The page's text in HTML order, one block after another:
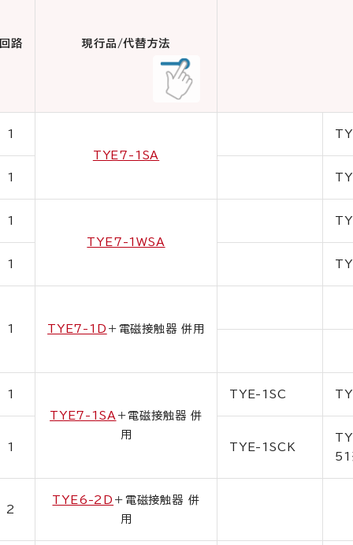
回路 現行品/代替方法
1
TYE7-1SA
1
1
TYE7-1WSA
1
1 TYE7-1D ＋電磁接触器 併用
1
TYE7-1SA ＋電磁接触器 併
用
TYE-1SC
1 TYE-1SCK
2
TYE6-2D ＋電磁接触器 併
用